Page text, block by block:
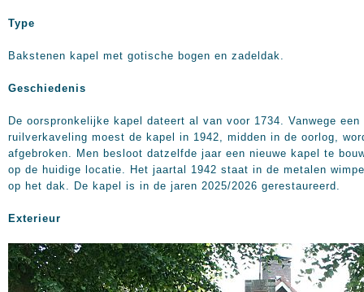
Type
Bakstenen kapel met gotische bogen en zadeldak.
Geschiedenis
De oorspronkelijke kapel dateert al van voor 1734. Vanwege een
ruilverkaveling moest de kapel in 1942, midden in de oorlog,
afgebroken. Men besloot datzelfde jaar een nieuwe kapel te
op de huidige locatie. Het jaartal 1942 staat in de metalen
op het dak. De kapel is in de jaren 2025/2026 gerestaureerd.
Exterieur